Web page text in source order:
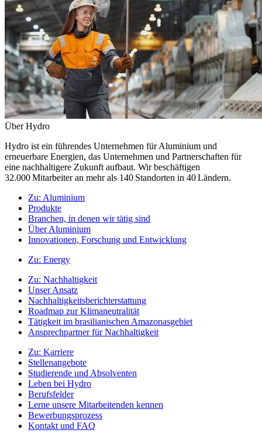
Über Hydro
Hydro ist ein führendes Unternehmen für Aluminium und
erneuerbare Energien, das Unternehmen und Partnerschaften für
eine nachhaltigere Zukunft aufbaut. Wir beschäftigen
32.000 Mitarbeiter an mehr als 140 Standorten in 40 Ländern.
Zu: Aluminium
Produkte
Branchen, in denen wir tätig sind
Über Aluminium
Innovationen, Forschung und Entwicklung
Zu: Energy
Zu: Nachhaltigkeit
Unser Ansatz
Nachhaltigkeitsberichterstattung
Roadmap zur Klimaneutralität
Tätigkeit im brasilianischen Amazonasgebiet
Ansprechpartner für Nachhaltigkeit
Zu: Karriere
Stellenangebote
Studierende und Absolventen
Leben bei Hydro
Berufsfelder
Lerne unsere Mitarbeitenden kennen
Bewerbungsprozess
Kontakt und FAQ